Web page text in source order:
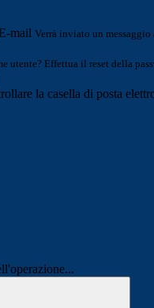
mail Verrà inviato un
utente? Effettua il reset della
la casella di posta